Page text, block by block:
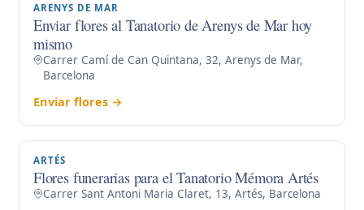
ARENYS DE MAR
Enviar flores al Tanatorio de Arenys de Mar hoy
mismo
Carrer Camí de Can Quintana, 32, Arenys de Mar,
Barcelona
Enviar flores →
ARTÉS
Flores funerarias para el Tanatorio Mémora Artés
Carrer Sant Antoni Maria Claret, 13, Artés, Barcelona